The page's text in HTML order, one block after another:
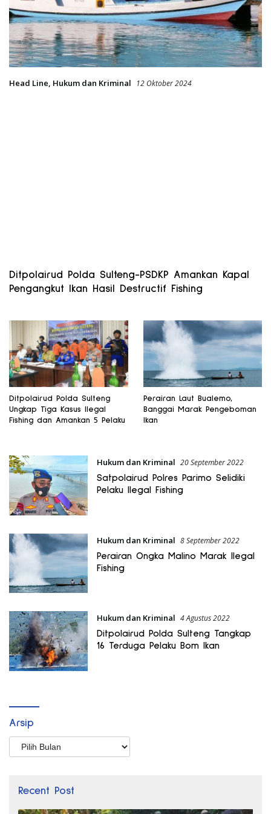
Head Line, Hukum dan Kriminal 12 Oktober 2024
Ditpolairud Polda Sulteng-PSDKP Amankan Kapal
Pengangkut Ikan Hasil Destructif Fishing
Ditpolairud Polda Sulteng
Ungkap Tiga Kasus Ilegal
Fishing dan Amankan 5 Pelaku
Perairan Laut Bualemo,
Banggai Marak Pengeboman
Ikan
Hukum dan Kriminal 20 September 2022
Satpolairud Polres Parimo Selidiki
Pelaku Ilegal Fishing
Hukum dan Kriminal 8 September 2022
Perairan Ongka Malino Marak Ilegal
Fishing
Hukum dan Kriminal 4 Agustus 2022
Ditpolairud Polda Sulteng Tangkap
16 Terduga Pelaku Bom Ikan
Arsip
Arsip
Recent Post